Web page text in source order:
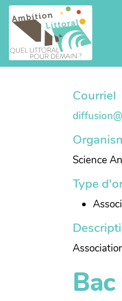
Aller au contenu
Courriel
Science
Type